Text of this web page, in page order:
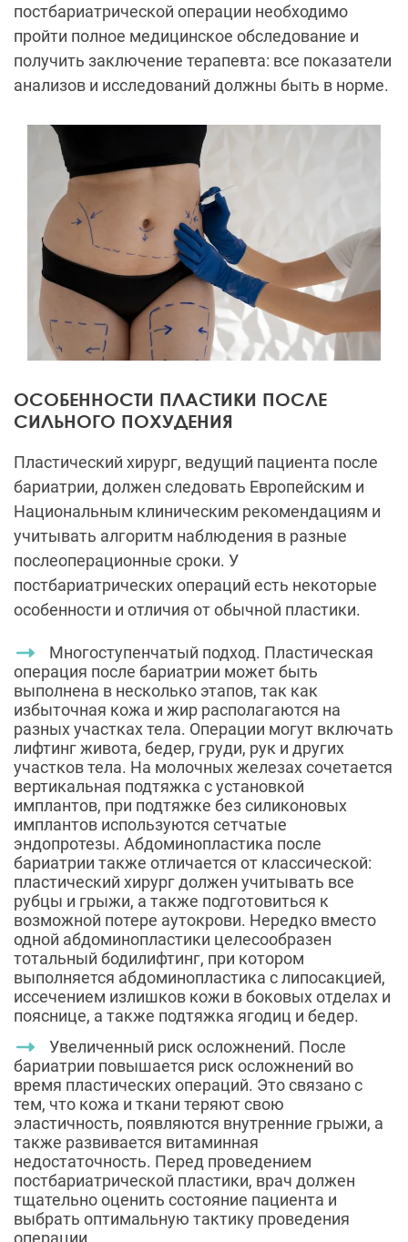
постбариатрической операции необходимо
пройти полное медицинское обследование и
получить заключение терапевта: все показатели
анализов и исследований должны быть в норме.
ОСОБЕННОСТИ ПЛАСТИКИ ПОСЛЕ
СИЛЬНОГО ПОХУДЕНИЯ
Пластический хирург, ведущий пациента после
бариатрии, должен следовать Европейским и
Национальным клиническим рекомендациям и
учитывать алгоритм наблюдения в разные
послеоперационные сроки. У
постбариатрических операций есть некоторые
особенности и отличия от обычной пластики.
Многоступенчатый подход. Пластическая
операция после бариатрии может быть
выполнена в несколько этапов, так как
избыточная кожа и жир располагаются на
разных участках тела. Операции могут включать
лифтинг живота, бедер, груди, рук и других
участков тела. На молочных железах сочетается
вертикальная подтяжка с установкой
имплантов, при подтяжке без силиконовых
имплантов используются сетчатые
эндопротезы. Абдоминопластика после
бариатрии также отличается от классической:
пластический хирург должен учитывать все
рубцы и грыжи, а также подготовиться к
возможной потере аутокрови. Нередко вместо
одной абдоминопластики целесообразен
тотальный бодилифтинг, при котором
выполняется абдоминопластика с липосакцией,
иссечением излишков кожи в боковых отделах и
пояснице, а также подтяжка ягодиц и бедер.
Увеличенный риск осложнений. После
бариатрии повышается риск осложнений во
время пластических операций. Это связано с
тем, что кожа и ткани теряют свою
эластичность, появляются внутренние грыжи, а
также развивается витаминная
недостаточность. Перед проведением
постбариатрической пластики, врач должен
тщательно оценить состояние пациента и
выбрать оптимальную тактику проведения
операции.